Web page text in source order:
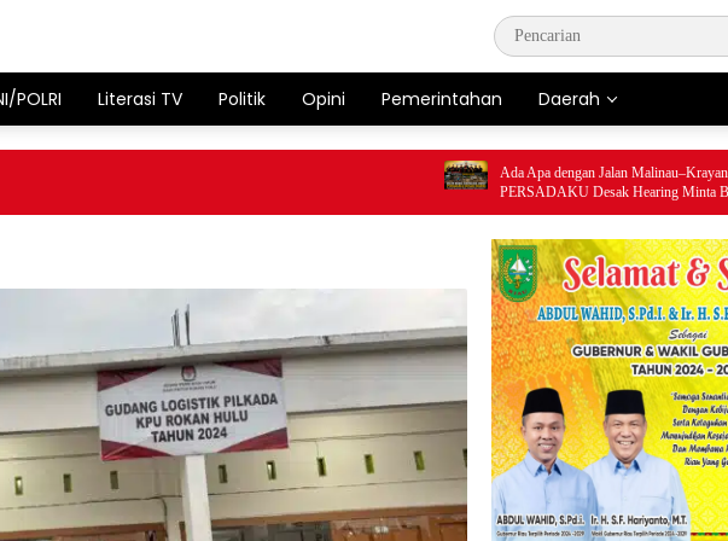
POLRI Literasi TV Politik Opini Pemerintahan Daerah
Ada Apa dengan Jalan Malinau–Krayan?
PERSADAKU Desak Hearing Minta BPJN Kaltara
Buka Transparansi Anggaran